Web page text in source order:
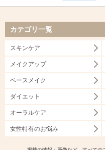
カテゴリ一覧
スキンケア
メイクアップ
ベースメイク
ダイエット
オーラルケア
女性特有のお悩み